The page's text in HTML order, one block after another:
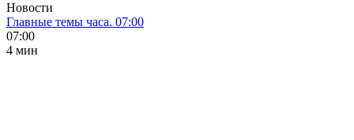
Новости
Главные темы часа. 07:00
07:00
4 мин